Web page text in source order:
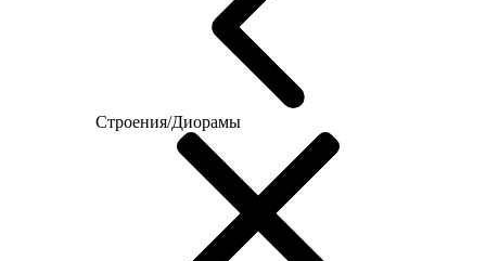
Строения/Диорамы